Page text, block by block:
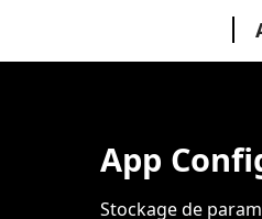
App
Stockage de